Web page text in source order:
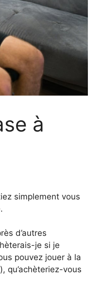
à
simplement vous
d’autres
je si je
pouvez jouer à la
qu’achèteriez-vous